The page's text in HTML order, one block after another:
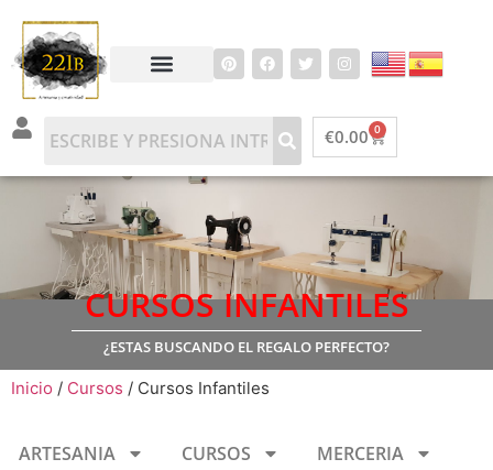
€0.00 0
CURSOS INFANTILES
¿ESTAS BUSCANDO EL REGALO PERFECTO?
Inicio / Cursos / Cursos Infantiles
ARTESANIA CURSOS MERCERIA